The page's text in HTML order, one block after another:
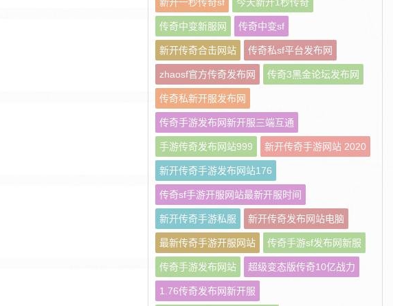
传奇中变新服网 传奇中变sf
新开传奇合击网站 传奇私sf平台发布网
zhaosf官方传奇发布网 传奇3黑金论坛发布网
传奇私新开服发布网
传奇手游发布网新开服三端互通
手游传奇发布网站999 新开传奇手游网站 2020
新开传奇手游发布网站176
传奇sf手游开服网站最新开服时间
新开传奇手游私服 新开传奇发布网站电脑
最新传奇手游开服网站 传奇手游sf发布网新服
传奇手游发布网站 超级变态版传奇10亿战力
1.76传奇发布网新开服